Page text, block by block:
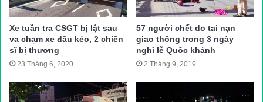
và Công an thị xã Hương Trà đã có mặt tại hiện trường điều tiết
nạn khỏi hiện trường, đảm bảo lưu thông qua đường tránh Huế.
Xe cẩu đã được lực lượng CSGT điều động đến “giải cứu” xe
tải gặp nạn khỏi hiện trường. Ảnh C.A
Xe tuần tra CSGT bị lật sau
va chạm xe đầu kéo, 2 chiến
sĩ bị thương
23 Tháng 6, 2020
57 người chết do tai nạn
giao thông trong 3 ngày
nghỉ lễ Quốc khánh
2 Tháng 9, 2019